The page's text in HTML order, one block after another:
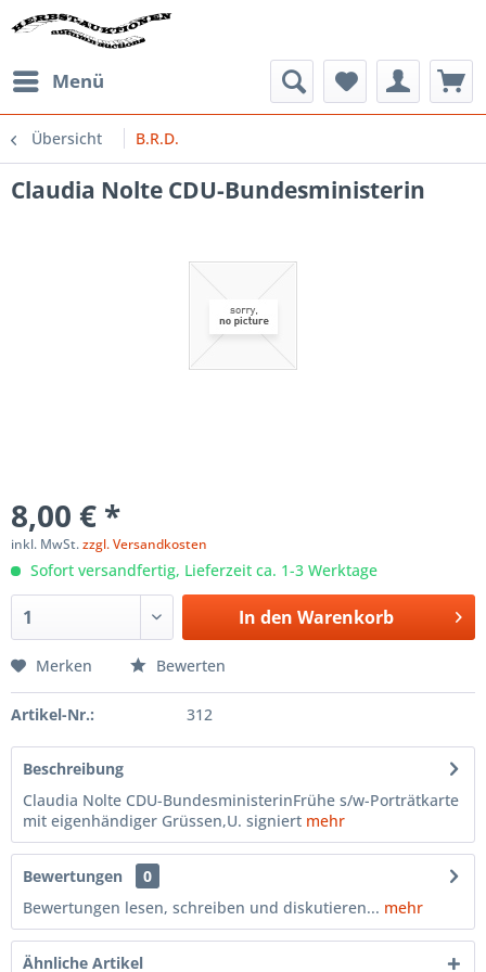
Menü
Übersicht B.R.D.
Claudia Nolte CDU-Bundesministerin
8,00 € *
inkl. MwSt.zzgl. Versandkosten
Sofort versandfertig, Lieferzeit ca. 1-3 Werktage
In den Warenkorb
Merken Bewerten
Artikel-Nr.: 312
Beschreibung
Claudia Nolte CDU-BundesministerinFrühe s/w-Porträtkarte
mit eigenhändiger Grüssen,U. signiert mehr
Bewertungen
0
Bewertungen lesen, schreiben und diskutieren... mehr
Ähnliche Artikel